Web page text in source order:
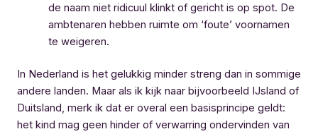
de naam niet ridicuul klinkt of gericht is op spot. De
ambtenaren hebben ruimte om ‘foute’ voornamen
te weigeren.
In Nederland is het gelukkig minder streng dan in sommige
andere landen. Maar als ik kijk naar bijvoorbeeld IJsland of
Duitsland, merk ik dat er overal een basisprincipe geldt:
het kind mag geen hinder of verwarring ondervinden van